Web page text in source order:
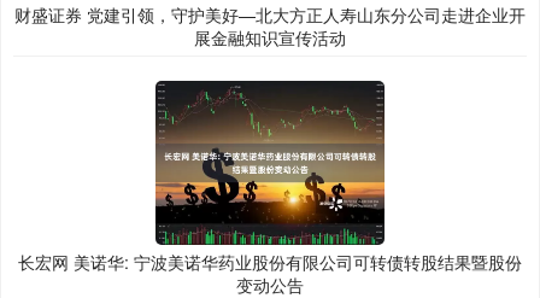
财盛证券 党建引领，守护美好—北大方正人寿山东分公司走进企业开
展金融知识宣传活动
长宏网 美诺华: 宁波美诺华药业股份有限公司可转债转股结果暨股份
变动公告